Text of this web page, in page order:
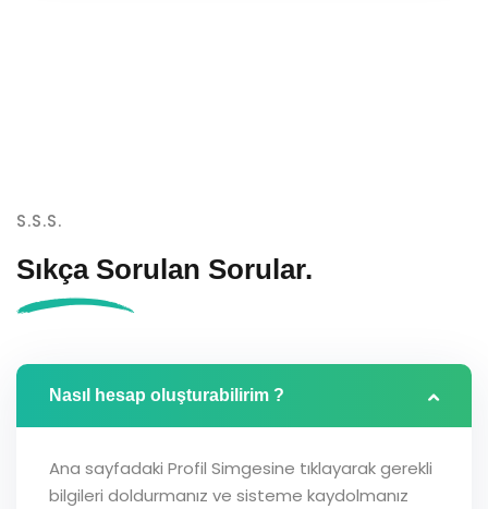
S.S.S.
Sıkça Sorulan Sorular.
Nasıl hesap oluşturabilirim ?
Ana sayfadaki Profil Simgesine tıklayarak gerekli
bilgileri doldurmanız ve sisteme kaydolmanız